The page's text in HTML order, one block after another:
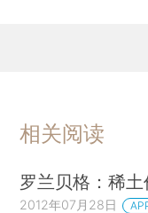
相关阅读
罗兰贝格：稀
2012年07月28日